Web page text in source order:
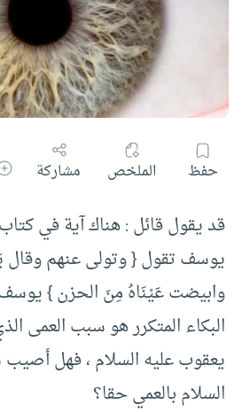
حفظ الملخص مشاركة
قد يقول قائل : هناك آية في
يوسف تقول { وتولى عنهم
البكاء المتكرر هو سبب العمى
يعقوب عليه السلام ، فهل
السلام بالعمي حقا؟